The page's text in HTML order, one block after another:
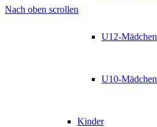
U12-Mädchen
U10-Mädchen
Kinder
Nach oben scrollen